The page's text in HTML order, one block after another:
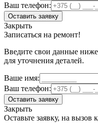
Ваш телефон:
Оставить заявку
Закрыть
Записаться на ремонт!
Введите свои данные
для уточнения деталей.
Ваше имя:
Ваш телефон:
Оставить заявку
Закрыть
Оставьте заявку, на вызов